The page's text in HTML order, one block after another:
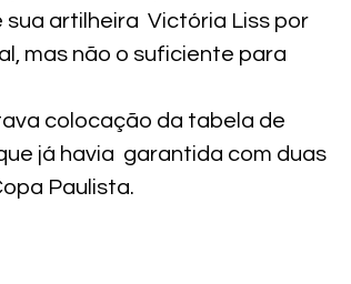
artilheira  Victória Liss por
mas não o suficiente para
colocação da tabela de
já havia  garantida com duas
Paulista.